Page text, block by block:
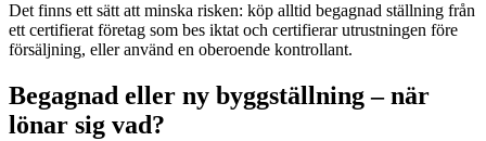
Det finns ett sätt att minska risken: köp alltid begagnad ställning från
ett certifierat företag som bes iktat och certifierar utrustningen före
försäljning, eller använd en oberoende kontrollant.
Begagnad eller ny byggställning – när
lönar sig vad?